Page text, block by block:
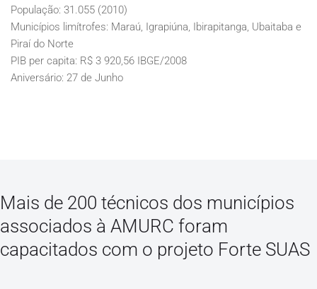
População: 31.055 (2010)
Municípios limítrofes: Maraú, Igrapiúna, Ibirapitanga, Ubaitaba e
Piraí do Norte
PIB per capita: R$ 3 920,56 IBGE/2008
Aniversário: 27 de Junho
Mais de 200 técnicos dos municípios
associados à AMURC foram
capacitados com o projeto Forte SUAS